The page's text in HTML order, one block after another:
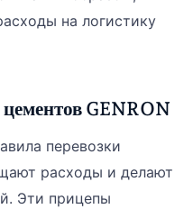
на логистику
GENRON
перевозки
расходы и делают
Эти прицепы